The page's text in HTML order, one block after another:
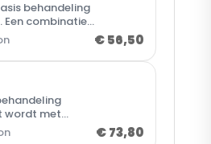
behandeling
combinatie
behandeling
massage om
te stimuleren en
Dat zorgt
frisse teint.
€ 56,50
wordt met
De
€ 73,80